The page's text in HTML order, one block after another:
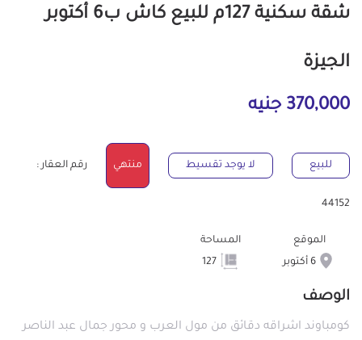
شقة سكنية 127م للبيع كاش ب6 أكتوبر
الجيزة
370,000 جنيه
للبيع لا يوجد تقسيط منتهي رقم العقار :
44152
الموقع
6 أكتوبر
المساحة
الوصف
كومباوند اشراقه دقائق من مول العرب و محور جمال عبد الناصر